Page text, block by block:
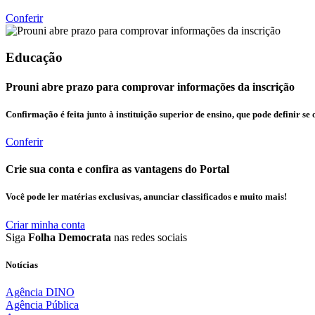
Conferir
Educação
Prouni abre prazo para comprovar informações da inscrição
Confirmação é feita junto à instituição superior de ensino, que pode definir se
Conferir
Crie sua conta e confira as vantagens do Portal
Você pode ler matérias exclusivas, anunciar classificados e muito mais!
Criar minha conta
Siga Folha Democrata nas redes sociais
Notícias
Agência DINO
Agência Pública